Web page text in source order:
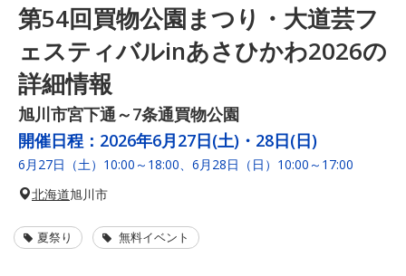
第54回買物公園まつり・大道芸フ
ェスティバルinあさひかわ2026の
詳細情報
旭川市宮下通～7条通買物公園
開催日程： 2026年6月27日(土)・28日(日)
6月27日（土）10:00～18:00、6月28日（日）10:00～17:00
北海道旭川市
夏祭り 無料イベント